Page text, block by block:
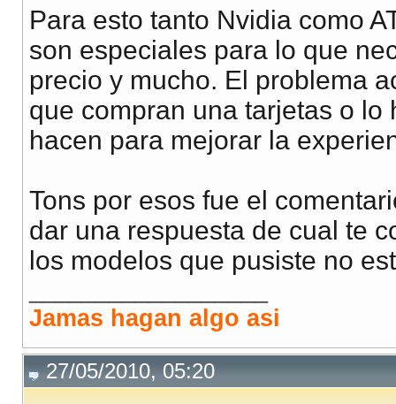
Para esto tanto Nvidia como
son especiales para lo que
precio y mucho. El problema
que compran una tarjetas o
hacen para mejorar la
Tons por esos fue el
dar una respuesta de cual te
los modelos que pusiste no
Jamas hagan algo asi
27/05/2010, 05:20